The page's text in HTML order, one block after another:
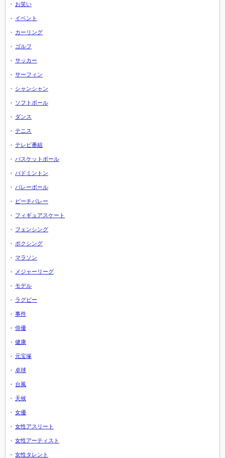
お笑い
イベント
カーリング
ゴルフ
サッカー
サーフィン
シャンシャン
ソフトボール
ダンス
テニス
テレビ番組
バスケットボール
バドミントン
バレーボール
ビーチバレー
フィギュアスケート
フェンシング
ボクシング
マラソン
メジャーリーグ
モデル
ラグビー
事件
俳優
健康
元宝塚
卓球
台風
天候
女優
女性アスリート
女性アーティスト
女性タレント